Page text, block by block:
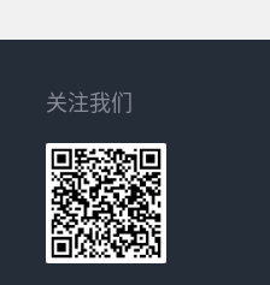
关注我们